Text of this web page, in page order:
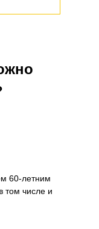
60-летним
том числе и